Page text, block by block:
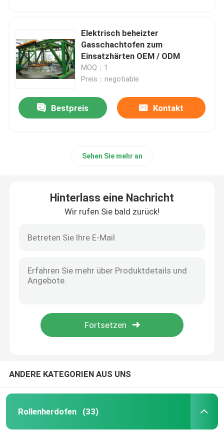
Elektrisch beheizter
Gasschachtofen zum
Einsatzhärten OEM / ODM
MOQ：1
Preis：negotiable
Bestpreis Kontakt
Sehen Sie mehr an
Hinterlass eine Nachricht
Wir rufen Sie bald zurück!
ANDERE KATEGORIEN AUS UNS
Rollenherdofen (33)